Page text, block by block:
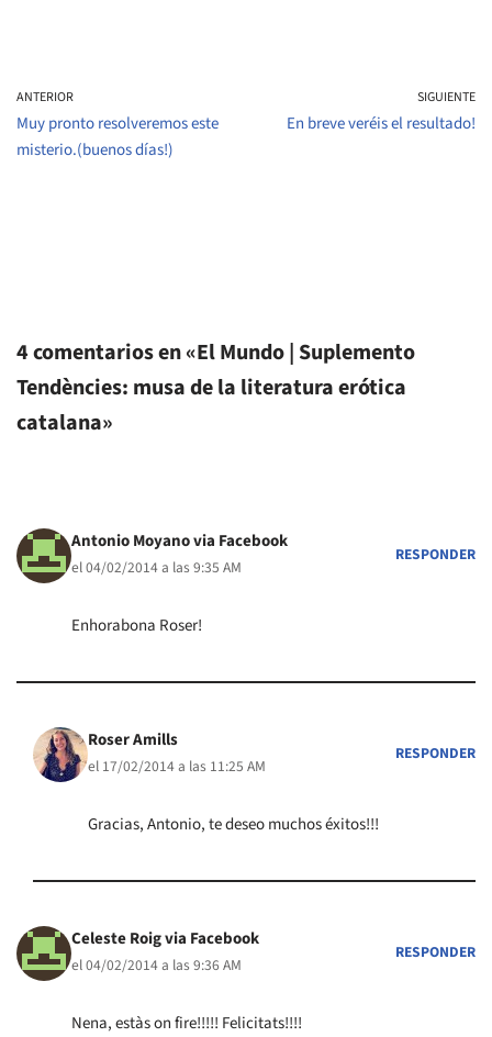
ANTERIOR
Muy pronto resolveremos este
misterio.(buenos días!)
SIGUIENTE
En breve veréis el resultado!
4 comentarios en «El Mundo | Suplemento
Tendències: musa de la literatura erótica
catalana»
Antonio Moyano via Facebook
el 04/02/2014 a las 9:35 AM
RESPONDER
Enhorabona Roser!
Roser Amills
el 17/02/2014 a las 11:25 AM
RESPONDER
Gracias, Antonio, te deseo muchos éxitos!!!
Celeste Roig via Facebook
el 04/02/2014 a las 9:36 AM
RESPONDER
Nena, estàs on fire!!!!! Felicitats!!!!